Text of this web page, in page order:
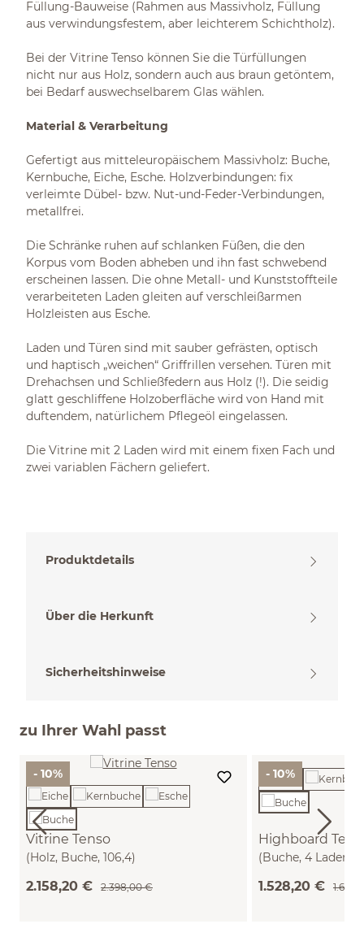
Füllung-Bauweise (Rahmen aus Massivholz, Füllung
aus verwindungsfestem, aber leichterem Schichtholz).
Bei der Vitrine Tenso können Sie die Türfüllungen
nicht nur aus Holz, sondern auch aus braun getöntem,
bei Bedarf auswechselbarem Glas wählen.
Material & Verarbeitung
Gefertigt aus mitteleuropäischem Massivholz: Buche,
Kernbuche, Eiche, Esche. Holzverbindungen: fix
verleimte Dübel- bzw. Nut-und-Feder-Verbindungen,
metallfrei.
Die Schränke ruhen auf schlanken Füßen, die den
Korpus vom Boden abheben und ihn fast schwebend
erscheinen lassen. Die ohne Metall- und Kunststoffteile
verarbeiteten Laden gleiten auf verschleißarmen
Holzleisten aus Esche.
Laden und Türen sind mit sauber gefrästen, optisch
und haptisch „weichen“ Griffrillen versehen. Türen mit
Drehachsen und Schließfedern aus Holz (!). Die seidig
glatt geschliffene Holzoberfläche wird von Hand mit
duftendem, natürlichem Pflegeöl eingelassen.
Die Vitrine mit 2 Laden wird mit einem fixen Fach und
zwei variablen Fächern geliefert.
Produktdetails
Über die Herkunft
Sicherheitshinweise
zu Ihrer Wahl passt
- 10%
Vitrine Tenso
(Holz, Buche, 106,4)
2.158,20 € 2.398,00 €
- 10%
Highboard
(Buche, 4 Laden,
1.528,20 €